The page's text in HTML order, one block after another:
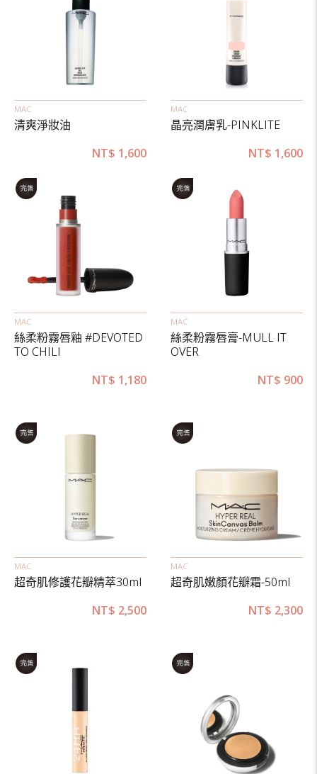
MAC
清爽淨妝油
NT$ 1,600
MAC
晶亮潤膚乳-PINKLITE
NT$ 1,600
MAC
絲柔粉霧唇釉 #DEVOTED
TO CHILI
NT$ 1,180
MAC
絲柔粉霧唇膏-MULL IT
OVER
NT$ 900
MAC
超奇肌修護花瓣精萃30ml
NT$ 2,500
MAC
超奇肌嫩顏花瓣霜-50ml
NT$ 2,300